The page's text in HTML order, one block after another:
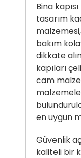
Bina
tasarım
malzemesi,
bakım
dikkate
kapıları
cam
en uygun
Güvenlik
kaliteli bir